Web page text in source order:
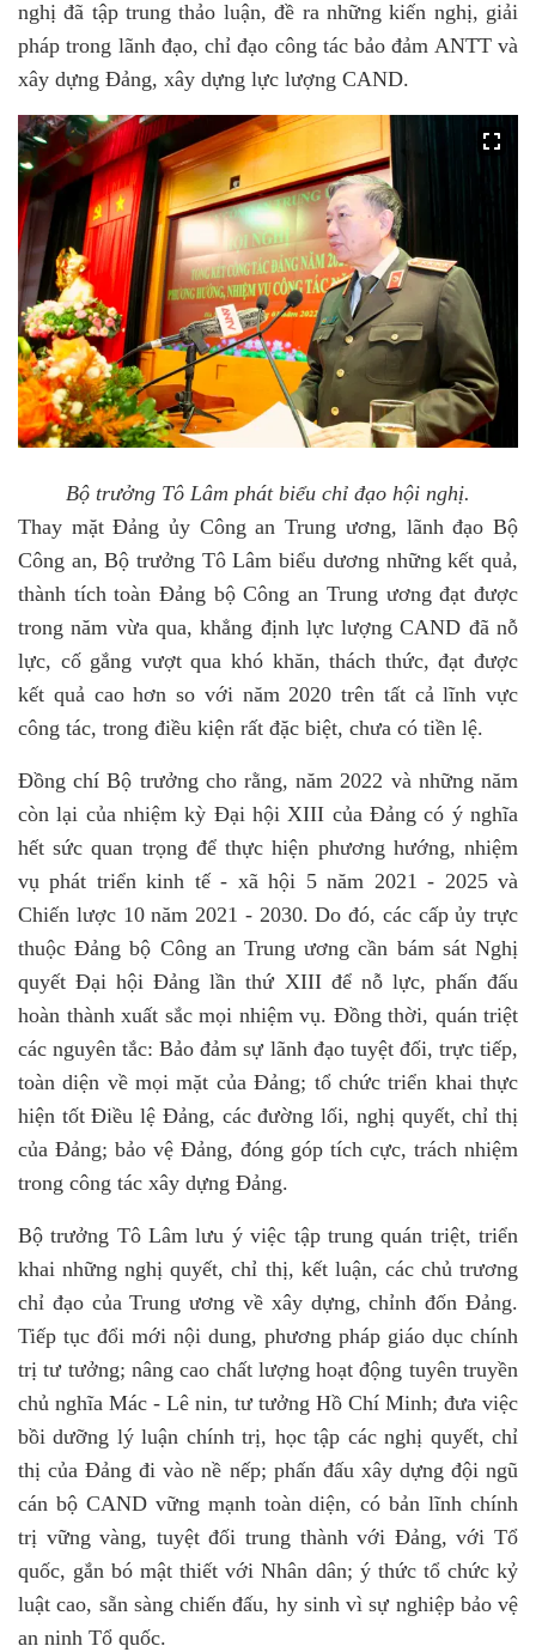
nghị đã tập trung thảo luận, đề ra những kiến nghị, giải
pháp trong lãnh đạo, chỉ đạo công tác bảo đảm ANTT và
xây dựng Đảng, xây dựng lực lượng CAND.
Bộ trưởng Tô Lâm phát biểu chỉ đạo hội nghị.
Thay mặt Đảng ủy Công an Trung ương, lãnh đạo Bộ
Công an, Bộ trưởng Tô Lâm biểu dương những kết quả,
thành tích toàn Đảng bộ Công an Trung ương đạt được
trong năm vừa qua, khẳng định lực lượng CAND đã nỗ
lực, cố gắng vượt qua khó khăn, thách thức, đạt được
kết quả cao hơn so với năm 2020 trên tất cả lĩnh vực
công tác, trong điều kiện rất đặc biệt, chưa có tiền lệ.
Đồng chí Bộ trưởng cho rằng, năm 2022 và những năm
còn lại của nhiệm kỳ Đại hội XIII của Đảng có ý nghĩa
hết sức quan trọng để thực hiện phương hướng, nhiệm
vụ phát triển kinh tế - xã hội 5 năm 2021 - 2025 và
Chiến lược 10 năm 2021 - 2030. Do đó, các cấp ủy trực
thuộc Đảng bộ Công an Trung ương cần bám sát Nghị
quyết Đại hội Đảng lần thứ XIII để nỗ lực, phấn đấu
hoàn thành xuất sắc mọi nhiệm vụ. Đồng thời, quán triệt
các nguyên tắc: Bảo đảm sự lãnh đạo tuyệt đối, trực tiếp,
toàn diện về mọi mặt của Đảng; tổ chức triển khai thực
hiện tốt Điều lệ Đảng, các đường lối, nghị quyết, chỉ thị
của Đảng; bảo vệ Đảng, đóng góp tích cực, trách nhiệm
trong công tác xây dựng Đảng.
Bộ trưởng Tô Lâm lưu ý việc tập trung quán triệt, triển
khai những nghị quyết, chỉ thị, kết luận, các chủ trương
chỉ đạo của Trung ương về xây dựng, chỉnh đốn Đảng.
Tiếp tục đổi mới nội dung, phương pháp giáo dục chính
trị tư tưởng; nâng cao chất lượng hoạt động tuyên truyền
chủ nghĩa Mác - Lê nin, tư tưởng Hồ Chí Minh; đưa việc
bồi dưỡng lý luận chính trị, học tập các nghị quyết, chỉ
thị của Đảng đi vào nề nếp; phấn đấu xây dựng đội ngũ
cán bộ CAND vững mạnh toàn diện, có bản lĩnh chính
trị vững vàng, tuyệt đối trung thành với Đảng, với Tổ
quốc, gắn bó mật thiết với Nhân dân; ý thức tổ chức kỷ
luật cao, sẵn sàng chiến đấu, hy sinh vì sự nghiệp bảo vệ
an ninh Tổ quốc.